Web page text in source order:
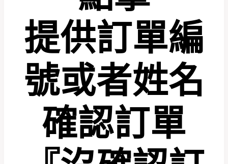
提供訂單編
號或者姓名
確認訂單